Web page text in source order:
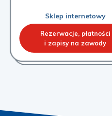
Sklep internetowy
Rezerwacje, płatności
i zapisy na zawody